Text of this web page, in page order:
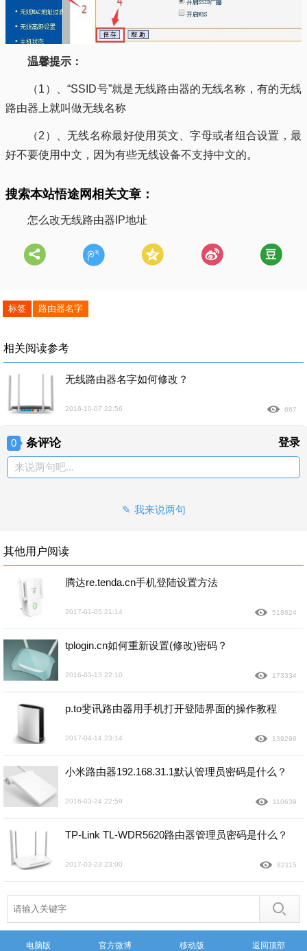
温馨提示：
（1）、“SSID号”就是无线路由器的无线名称，有的无线
路由器上就叫做无线名称
（2）、无线名称最好使用英文、字母或者组合设置，最
好不要使用中文，因为有些无线设备不支持中文的。
搜索本站悟途网相关文章：
怎么改无线路由器IP地址
标签 路由器名字
相关阅读参考
无线路由器名字如何修改？
2016-10-07 22:56 667
0 条评论 登录
来说两句吧...
我来说两句
其他用户阅读
腾达re.tenda.cn手机登陆设置方法
2017-01-05 21:14 518624
tplogin.cn如何重新设置(修改)密码？
2016-03-13 22:10 173334
p.to斐讯路由器用手机打开登陆界面的操作教程
2017-04-14 23:14 139296
小米路由器192.168.31.1默认管理员密码是什么？
2016-03-24 22:59 110639
TP-Link TL-WDR5620路由器管理员密码是什么？
2017-03-23 23:00 82115
电脑版 官方微博 移动版 返回顶部